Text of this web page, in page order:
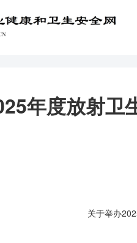
年度放射卫
关于举办202